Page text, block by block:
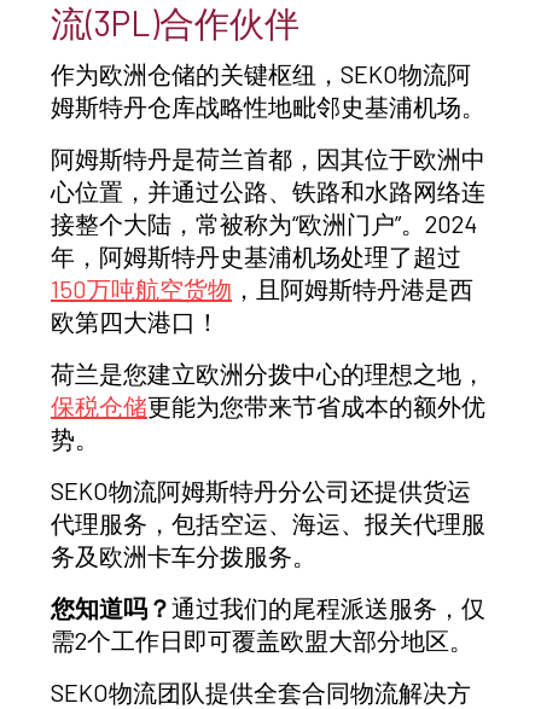
流(3PL)合作伙伴
作为欧洲仓储的关键枢纽，SEKO物流阿
姆斯特丹仓库战略性地毗邻史基浦机场。
阿姆斯特丹是荷兰首都，因其位于欧洲中
心位置，并通过公路、铁路和水路网络连
接整个大陆，常被称为“欧洲门户”。2024
年，阿姆斯特丹史基浦机场处理了超过
150万吨航空货物 ，且阿姆斯特丹港是西
欧第四大港口！
荷兰是您建立欧洲分拨中心的理想之地，
保税仓储更能为您带来节省成本的额外优
势。
SEKO物流阿姆斯特丹分公司还提供货运
代理服务，包括空运、海运、报关代理服
务及欧洲卡车分拨服务。
您知道吗？通过我们的尾程派送服务，仅
需2个工作日即可覆盖欧盟大部分地区。
SEKO物流团队提供全套合同物流解决方